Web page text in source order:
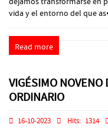
vida y el entorno del que
Read more
VIGÉSIMO
ORDINARIO
16-10-2023 Hits: 1314